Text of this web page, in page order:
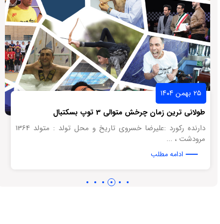
۲۵ بهمن ۱۴۰۴
طولانی ترین زمان چرخش متوالی 3 توپ بسکتبال
دارنده رکورد :علیرضا خسروی تاریخ و محل تولد : متولد 1364
مرودشت ، ...
ادامه مطلب